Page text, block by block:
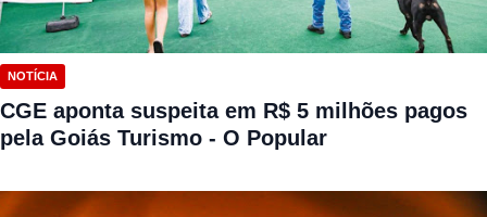
NOTÍCIA
CGE aponta suspeita em R$ 5 milhões pagos
pela Goiás Turismo - O Popular